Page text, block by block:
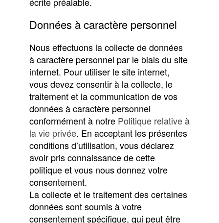
Données à caractère personnel
Nous effectuons la collecte de données
à caractère personnel par le biais du site
internet. Pour utiliser le site internet,
vous devez consentir à la collecte, le
traitement et la communication de vos
données à caractère personnel
conformément à notre Politique relative à
la vie privée. En acceptant les présentes
conditions d’utilisation, vous déclarez
avoir pris connaissance de cette
politique et vous nous donnez votre
consentement.
La collecte et le traitement des certaines
données sont soumis à votre
consentement spécifique, qui peut être